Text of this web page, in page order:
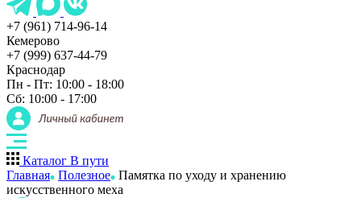
+7 (961) 714-96-14
Кемерово
+7 (999) 637-44-79
Краснодар
Пн - Пт: 10:00 - 18:00
Сб: 10:00 - 17:00
Каталог В пути
Главная Полезное Памятка по уходу и хранению
искусственного меха